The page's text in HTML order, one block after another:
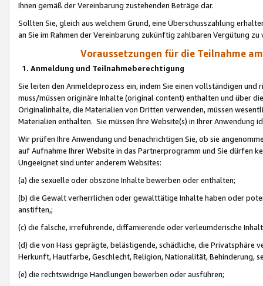
Ihnen gemäß der Vereinbarung zustehenden Beträge dar.
Sollten Sie, gleich aus welchem Grund, eine Überschusszahlung
an Sie im Rahmen der Vereinbarung zukünftig zahlbaren Vergütung zu
Voraussetzungen für die Teilnahme
1. Anmeldung und Teilnahmeberechtigung
Sie leiten den Anmeldeprozess ein, indem Sie einen vollständigen
muss/müssen originäre Inhalte (original content) enthalten und über
Originalinhalte, die Materialien von Dritten verwenden, müssen
Materialien enthalten. Sie müssen Ihre Website(s) in Ihrer Anwendung
Wir prüfen Ihre Anwendung und benachrichtigen Sie, ob sie
auf Aufnahme Ihrer Website in das Partnerprogramm und Sie dürfen
Ungeeignet sind unter anderem Websites:
(a) die sexuelle oder obszöne Inhalte bewerben oder enthalten;
(b) die Gewalt verherrlichen oder gewalttätige Inhalte haben oder
anstiften,;
(c) die falsche, irreführende, diffamierende oder verleumderische
(d) die von Hass geprägte, belästigende, schädliche, die Privatsphäre
Herkunft, Hautfarbe, Geschlecht, Religion, Nationalität, Behinderung,
(e) die rechtswidrige Handlungen bewerben oder ausführen;